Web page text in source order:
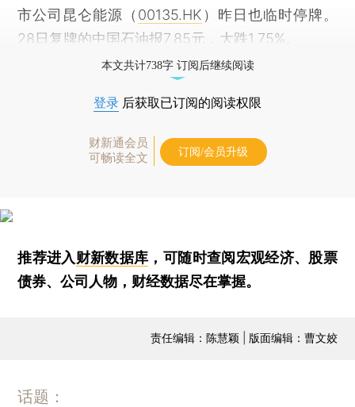
市公司昆仑能源（ 00135.HK ）昨日也临时停牌。
28日复牌的中国石油报7.85元，大跌1.75%。
本文共计738字 订阅后继续阅读
登录 后获取已订阅的阅读权限
财新通会员
可畅读全文
订阅/会员升级
推荐进入财新数据库 ，可随时查阅宏观经济、股票
债券、公司人物，财经数据尽在掌握。
责任编辑：陈慧颖 | 版面编辑：曹文姣
话题：